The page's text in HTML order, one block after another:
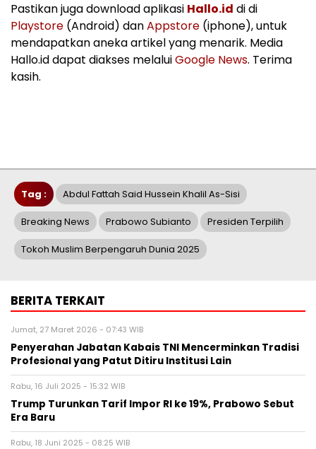
Pastikan juga download aplikasi Hallo.id di di
Playstore (Android) danAppstore (iphone), untuk
mendapatkan aneka artikel yang menarik. Media
Hallo.id dapat diakses melaluiGoogle News. Terima
kasih.
Tag : Abdul Fattah Said Hussein Khalil As-Sisi
Breaking News Prabowo Subianto Presiden Terpilih
Tokoh Muslim Berpengaruh Dunia 2025
BERITA TERKAIT
Jumat, 27 Maret 2026 - 07:43 WIB
Penyerahan Jabatan Kabais TNI Mencerminkan Tradisi
Profesional yang Patut Ditiru Institusi Lain
Rabu, 16 Juli 2025 - 15:32 WIB
Trump Turunkan Tarif Impor RI ke 19%, Prabowo Sebut
Era Baru
Rabu, 18 Juni 2025 - 08:25 WIB